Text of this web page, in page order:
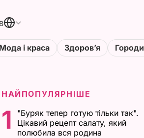
Мода і краса Здоровʼя Городи
НАЙПОПУЛЯРНІШЕ
1
"Буряк тепер готую тільки так".
Цікавий рецепт салату, який
полюбила вся родина